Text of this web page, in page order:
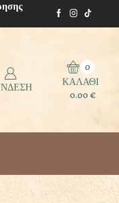
0
ΚΑΛΑΘΙ
0.00 €